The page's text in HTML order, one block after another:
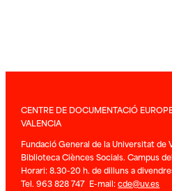
CENTRE DE DOCUMENTACIÓ
VALENCIA
Fundació General de la Universitat de
Biblioteca Ciènces Socials. Campus
Horari: 8.30-20 h. de dilluns a
Tel. 963 828 747 E-mail:cde@uv.es